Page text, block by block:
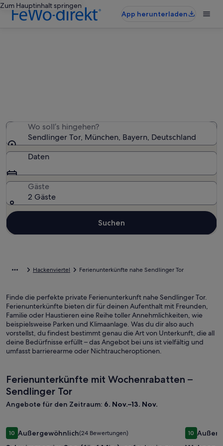
Zum Hauptinhalt springen
App herunterladen
Wo soll’s hingehen?
Sendlinger Tor, München, Bayern, Deutschland
Daten
Gäste
2 Gäste
Suchen
Hackenviertel Ferienunterkünfte nahe Sendlinger Tor
Finde die perfekte private Ferienunterkunft nahe Sendlinger Tor.
Ferienunterkünfte bieten dir für deinen Aufenthalt mit Freunden,
Familie oder Haustieren eine Reihe toller Annehmlichkeiten, wie
beispielsweise Parken und Klimaanlage. Was du dir also auch
vorstellst, du findest bestimmt genau die Art von Unterkunft, die all
deine Bedürfnisse erfüllt – das Angebot bei uns ist vielfältig und
umfasst barrierearme oder Nichtraucheroptionen.
Ferienunterkünfte mit Wochenrabatten –
Sendlinger Tor
Angebote für den Zeitraum: 6. Nov.–13. Nov.
Bildergalerie
für
1010 von 10, Außergewöhnlich, (24 Bewertungen)
Außergewöhnlich(24 Bewertungen)
Schwimmen im See (fünf Min.), sofort wie zu hause fühlen
für
1010 von 10,
Wohnen